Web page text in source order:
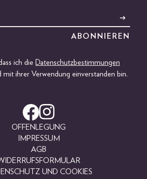
ich die Datenschutzbestimmungen
mit ihrer Verwendung einverstanden bin.
OFFENLEGUNG
IMPRESSUM
AGB
UND COOKIES